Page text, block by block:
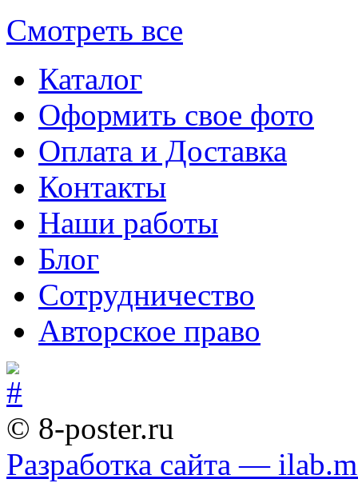
Смотреть все
Каталог
Оформить свое фото
Оплата и Доставка
Контакты
Наши работы
Блог
Сотрудничество
Авторское право
© 8-poster.ru
Разработка сайта —